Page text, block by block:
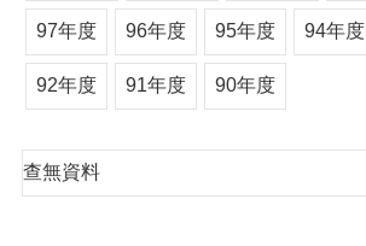
97年度 96年度 95年度 94年度
92年度 91年度 90年度
查無資料